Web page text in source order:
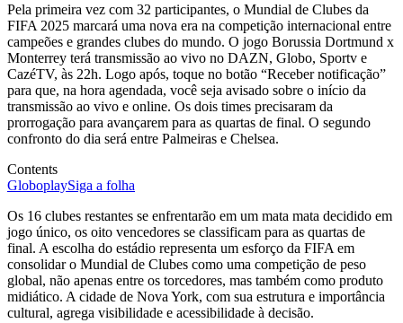
Pela primeira vez com 32 participantes, o Mundial de Clubes da
FIFA 2025 marcará uma nova era na competição internacional entre
campeões e grandes clubes do mundo. O jogo Borussia Dortmund x
Monterrey terá transmissão ao vivo no DAZN, Globo, Sportv e
CazéTV, às 22h. Logo após, toque no botão “Receber notificação”
para que, na hora agendada, você seja avisado sobre o início da
transmissão ao vivo e online. Os dois times precisaram da
prorrogação para avançarem para as quartas de final. O segundo
confronto do dia será entre Palmeiras e Chelsea.
Contents
GloboplaySiga a folha
Os 16 clubes restantes se enfrentarão em um mata mata decidido em
jogo único, os oito vencedores se classificam para as quartas de
final. A escolha do estádio representa um esforço da FIFA em
consolidar o Mundial de Clubes como uma competição de peso
global, não apenas entre os torcedores, mas também como produto
midiático. A cidade de Nova York, com sua estrutura e importância
cultural, agrega visibilidade e acessibilidade à decisão.